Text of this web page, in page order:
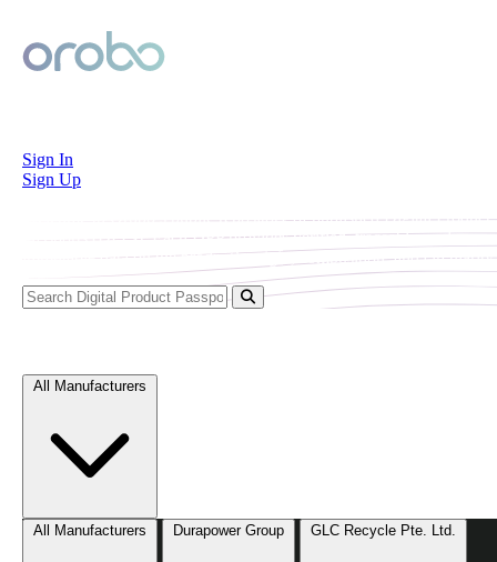
Sign In
Sign Up
Welcome to Orobo’s public repository of published Digital Product
Passports (DPPs). Each DPP provides verified, traceable, and
immutable data on the product’s origin, composition, and circularity.
All Manufacturers
All Manufacturers Durapower Group GLC Recycle Pte. Ltd.